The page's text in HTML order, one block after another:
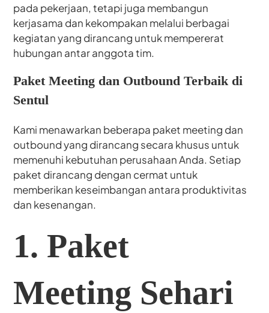
pada pekerjaan, tetapi juga membangun
kerjasama dan kekompakan melalui berbagai
kegiatan yang dirancang untuk mempererat
hubungan antar anggota tim.
Paket Meeting dan Outbound Terbaik di
Sentul
Kami menawarkan beberapa paket meeting dan
outbound yang dirancang secara khusus untuk
memenuhi kebutuhan perusahaan Anda. Setiap
paket dirancang dengan cermat untuk
memberikan keseimbangan antara produktivitas
dan kesenangan.
1. Paket
Meeting Sehari